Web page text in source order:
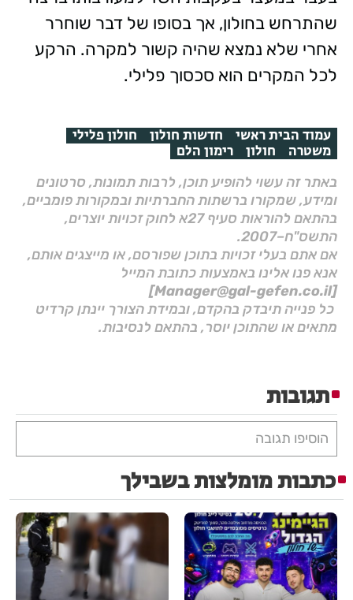
שהתרחש בחולון, אך בסופו של דבר שוחרר
אחרי שלא נמצא שהיה קשור למקרה. הרקע
לכל המקרים הוא סכסוך פלילי.
עמוד הבית ראשי חדשות חולון חולון פלילי
משטרה חולון רימון הלם
באתר זה עשוי להופיע תוכן, לרבות תמונות, סרטונים
ומידע, שמקורו ברשתות החברתיות ובמקורות פומביים,
בהתאם להוראות סעיף 27א לחוק זכויות יוצרים,
התשס"ח–2007.
אם אתם בעלי זכויות בתוכן שפורסם, או מייצגים אותם,
אנא פנו אלינו באמצעות כתובת המייל
[Manager@gal-gefen.co.il]
כל פנייה תיבדק בהקדם, ובמידת הצורך יינתן קרדיט
מתאים או שהתוכן יוסר, בהתאם לנסיבות.
תגובות
הוסיפו תגובה
כתבות מומלצות בשבילך